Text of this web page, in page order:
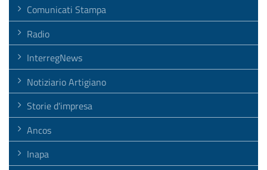
Comunicati Stampa
Radio
InterregNews
Notiziario Artigiano
Storie d'impresa
Ancos
Inapa